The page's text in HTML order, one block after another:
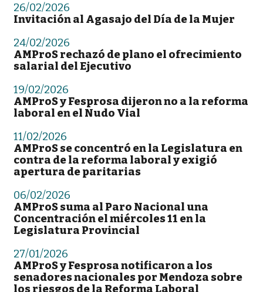
26/02/2026
Invitación al Agasajo del Día de la Mujer
24/02/2026
AMProS rechazó de plano el ofrecimiento
salarial del Ejecutivo
19/02/2026
AMProS y Fesprosa dijeron no a la reforma
laboral en el Nudo Vial
11/02/2026
AMProS se concentró en la Legislatura en
contra de la reforma laboral y exigió
apertura de paritarias
06/02/2026
AMProS suma al Paro Nacional una
Concentración el miércoles 11 en la
Legislatura Provincial
27/01/2026
AMProS y Fesprosa notificaron a los
senadores nacionales por Mendoza sobre
los riesgos de la Reforma Laboral